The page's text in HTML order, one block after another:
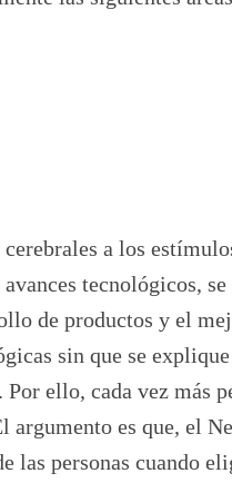
a los
tecnológicos,
de productos y el
sin que se
ello, cada vez más
argumento es que, el
las personas cuando